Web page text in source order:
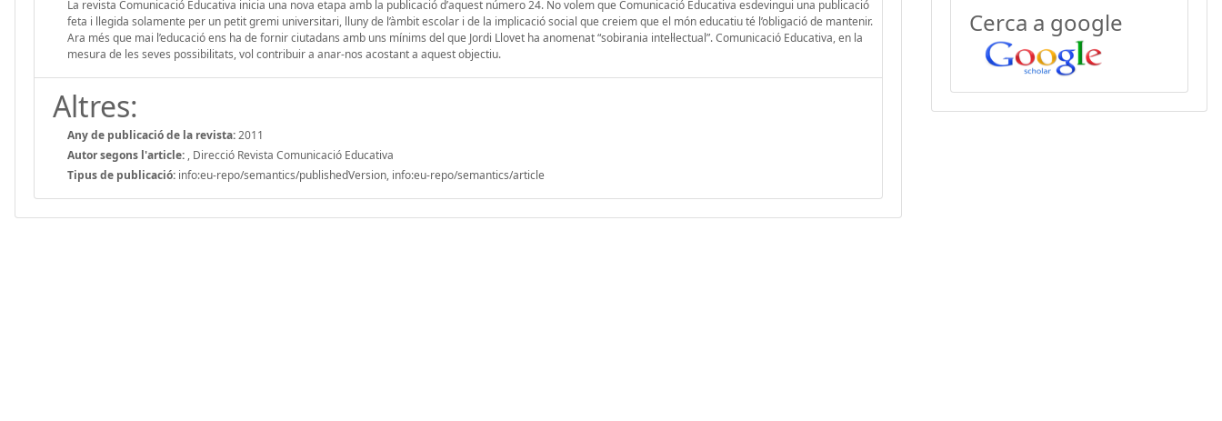
La revista Comunicació Educativa inicia una nova etapa amb la publicació d’aquest número 24. No volem que Comunicació Educativa esdevingui una publicació
feta i llegida solamente per un petit gremi universitari, lluny de l’àmbit escolar i de la implicació social que creiem que el món educatiu té l’obligació de mantenir.
Ara més que mai l’educació ens ha de fornir ciutadans amb uns mínims del que Jordi Llovet ha anomenat “sobirania intel·lectual”. Comunicació Educativa, en la
mesura de les seves possibilitats, vol contribuir a anar-nos acostant a aquest objectiu.
Altres:
Any de publicació de la revista:2011
Autor segons l'article: , Direcció Revista Comunicació Educativa
Tipus de publicació: info:eu-repo/semantics/publishedVersion, info:eu-repo/semantics/article
Cerca a google